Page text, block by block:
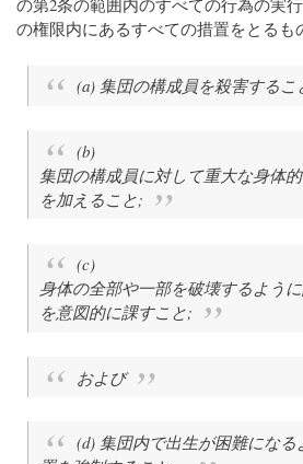
の第2条の範囲内のすべての行為の実
の権限内にあるすべての措置をとるも
(a) 集団の構成員を殺害するこ
(b)
集団の構成員に対して重大な身体
を加えること;
(c)
身体の全部や一部を破壊するよう
を意図的に課すこと;
および
(d) 集団内で出生が困難にな